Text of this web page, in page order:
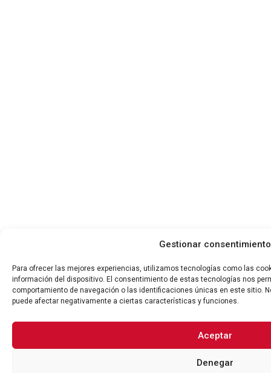
Gestionar consentimiento
Para ofrecer las mejores experiencias, utilizamos tecnologías como las
información del dispositivo. El consentimiento de estas tecnologías nos
comportamiento de navegación o las identificaciones únicas en este sitio.
puede afectar negativamente a ciertas características y funciones.
Aceptar
Denegar